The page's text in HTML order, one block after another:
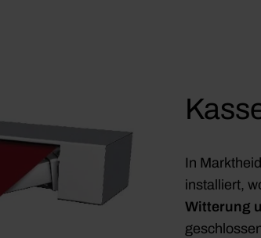
In
installiert,
Witterung